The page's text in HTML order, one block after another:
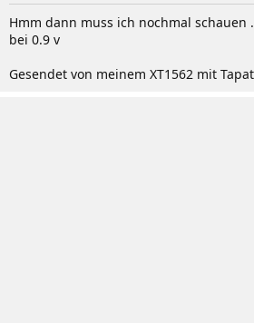
m
Hmm dann muss ich nochmal schauen
bei 0.9 v
Gesendet von meinem XT1562 mit